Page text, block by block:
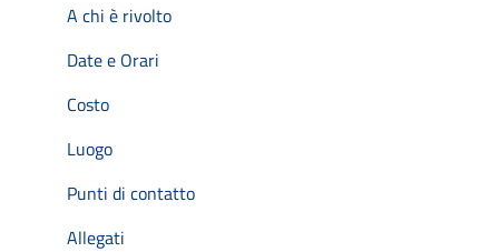
A chi è rivolto
Date e Orari
Costo
Luogo
Punti di contatto
Allegati